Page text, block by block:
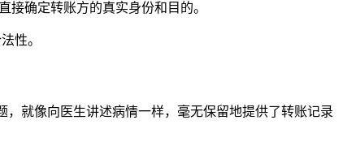
确定转账方的真实身份和目的。
性。
就像向医生讲述病情一样，毫无保留地提供了转账记录